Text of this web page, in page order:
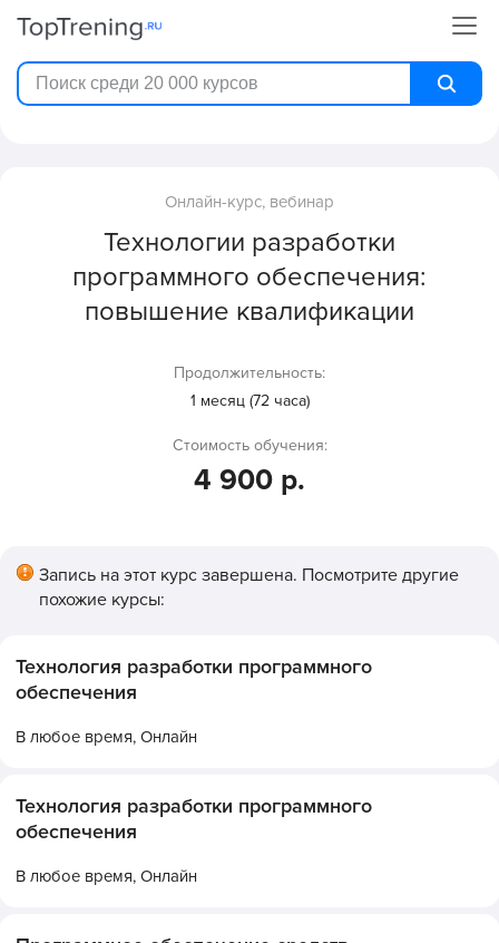
Онлайн-курс, вебинар
Технологии разработки
программного обеспечения:
повышение квалификации
Продолжительность:
1 месяц (72 часа)
Стоимость обучения:
4 900 р.
Запись на этот курс завершена. Посмотрите другие
похожие курсы:
Технология разработки программного
обеспечения
В любое время, Онлайн
Технология разработки программного
обеспечения
В любое время, Онлайн